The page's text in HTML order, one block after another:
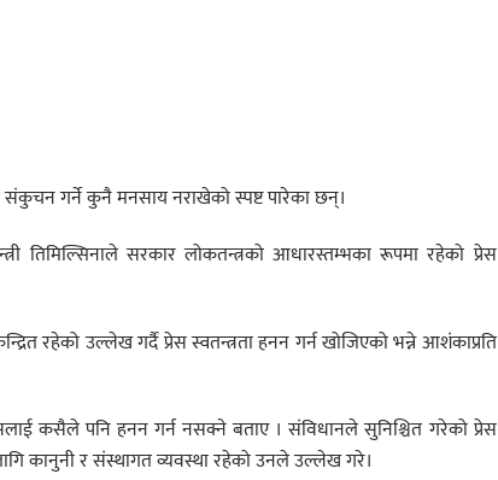
संकुचन गर्ने कुनै मनसाय नराखेको स्पष्ट पारेका छन्।
तिमिल्सिनाले सरकार लोकतन्त्रको आधारस्तम्भका रूपमा रहेको प्रेस
रहेको उल्लेख गर्दै प्रेस स्वतन्त्रता हनन गर्न खोजिएको भन्ने आशंकाप्रति
कसैले पनि हनन गर्न नसक्ने बताए । संविधानले सुनिश्चित गरेको प्रेस
कानुनी र संस्थागत व्यवस्था रहेको उनले उल्लेख गरे।